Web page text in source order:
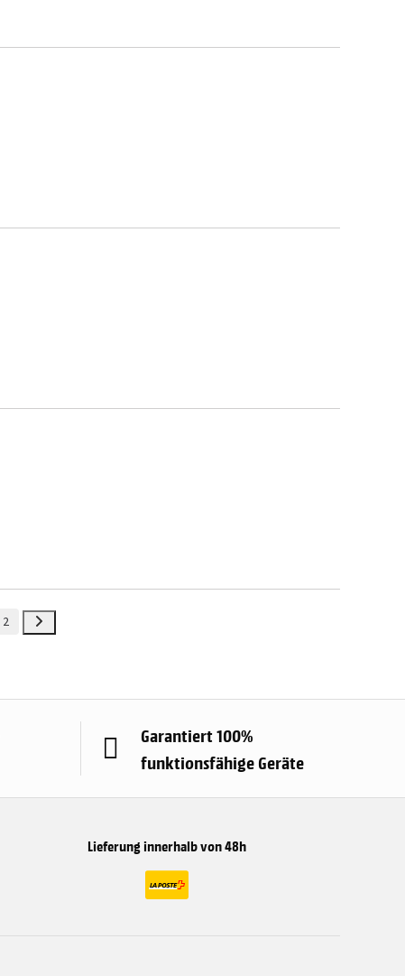
2
Garantiert 100%
funktionsfähige Geräte
Lieferung innerhalb von 48h